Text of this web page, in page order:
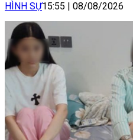
HÌNH SỰ15:55 | 08/08/2026